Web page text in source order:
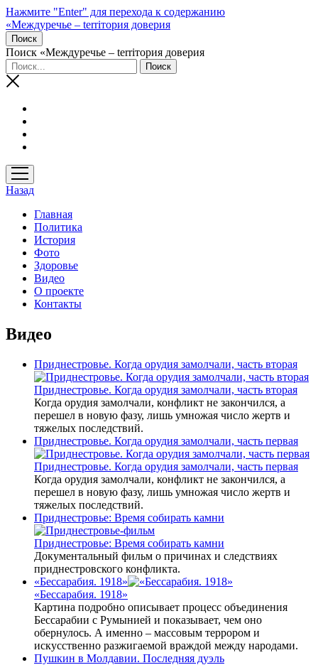
Нажмите "Enter" для перехода к содержанию
«Междуречье – terriтория доверия
Поиск
Поиск «Междуречье – terriтория доверия
открыть
меню
Назад
Главная
Политика
История
Фото
Здоровье
Видео
О проекте
Контакты
Видео
Приднестровье. Когда орудия замолчали, часть вторая
Приднестровье. Когда орудия замолчали, часть вторая
Когда орудия замолчали, конфликт не закончился, а
перешел в новую фазу, лишь умножая число жертв и
тяжелых последствий.
Приднестровье. Когда орудия замолчали, часть первая
Приднестровье. Когда орудия замолчали, часть первая
Когда орудия замолчали, конфликт не закончился, а
перешел в новую фазу, лишь умножая число жертв и
тяжелых последствий.
Приднестровье: Время собирать камни
Приднестровье: Время собирать камни
Документальный фильм о причинах и следствиях
приднестровского конфликта.
«Бессарабия. 1918»
«Бессарабия. 1918»
Картина подробно описывает процесс объединения
Бессарабии с Румынией и показывает, чем оно
обернулось. А именно – массовым террором и
искусственно разжигаемой враждой между народами.
Пушкин в Молдавии. Последняя дуэль